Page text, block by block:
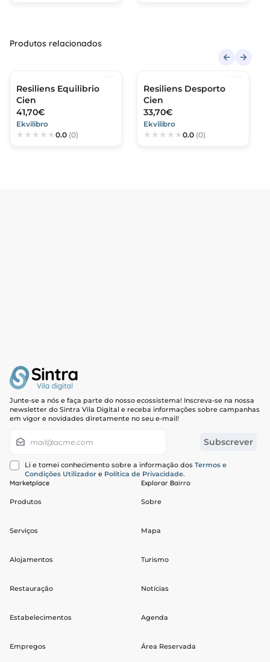
Produtos relacionados
Resiliens Equilibrio
Cien
41,70€
Ekvilibro
0.0 (0)
Resiliens Desporto
Cien
33,70€
Ekvilibro
0.0(0)
Junte-se a nós e faça parte do nosso ecossistema! Inscreva-se na nossa
newsletter do Sintra Vila Digital e receba informações sobre campanhas
em vigor e novidades diretamente no seu e-mail!
Subscrever
Li e tomei conhecimento sobre a informação dos Termos e
Condições Utilizador e Política de Privacidade.
Marketplace
Produtos
Serviços
Alojamentos
Restauração
Estabelecimentos
Empregos
Explorar Bairro
Sobre
Mapa
Turismo
Notícias
Agenda
Área Reservada